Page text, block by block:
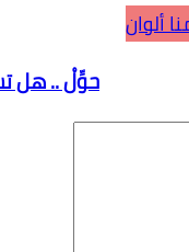
حوِّلْ .. هل تسمَعُني؟!